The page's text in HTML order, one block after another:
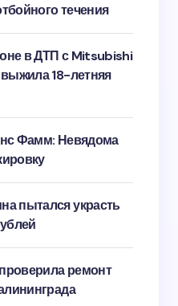
течения
в ДТП с Mitsubishi
18-летняя
Фамм: Невядома
пытался украсть
ремонт